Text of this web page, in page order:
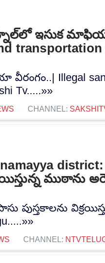
ఇసుక మాఫియా
Illegal
Tv.....»»
CHANNEL:
district:
ముఠాను
పుస్తకాలను
CHANNEL: